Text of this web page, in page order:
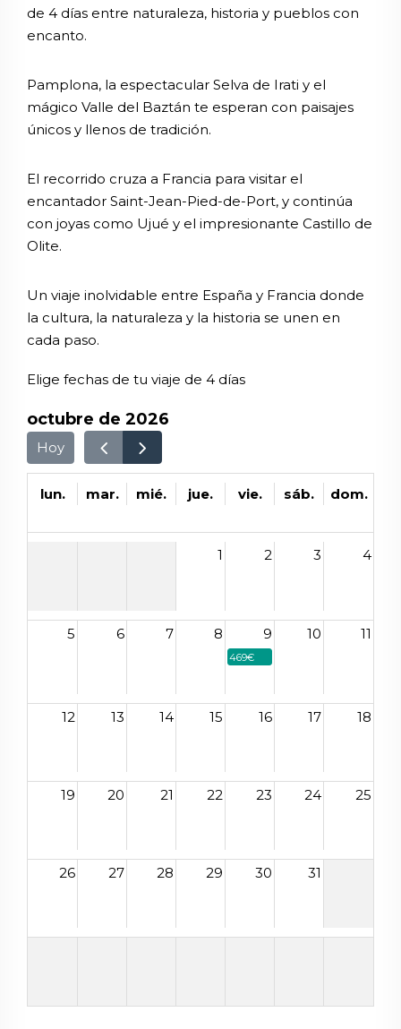
de 4 días entre naturaleza, historia y pueblos con
encanto.
Pamplona, la espectacular Selva de Irati y el
mágico Valle del Baztán te esperan con paisajes
únicos y llenos de tradición.
El recorrido cruza a Francia para visitar el
encantador Saint-Jean-Pied-de-Port, y continúa
con joyas como Ujué y el impresionante Castillo de
Olite.
Un viaje inolvidable entre España y Francia donde
la cultura, la naturaleza y la historia se unen en
cada paso.
Elige fechas de tu viaje de 4 días
octubre de 2026
Hoy
lun. mar. mié. jue. vie. sáb. dom.
1 2 3 4
5 6 7 8 9 10 11
469€
12 13 14 15 16 17 18
19 20 21 22 23 24 25
26 27 28 29 30 31